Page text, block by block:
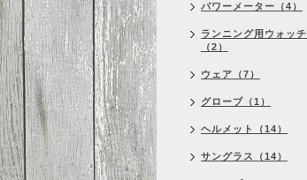
パワーメーター（4）
ランニング用ウォッチ
（2）
ウェア（7）
グローブ（1）
ヘルメット（14）
サングラス（14）